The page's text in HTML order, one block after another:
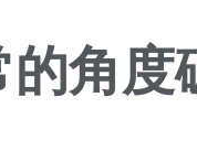
角度